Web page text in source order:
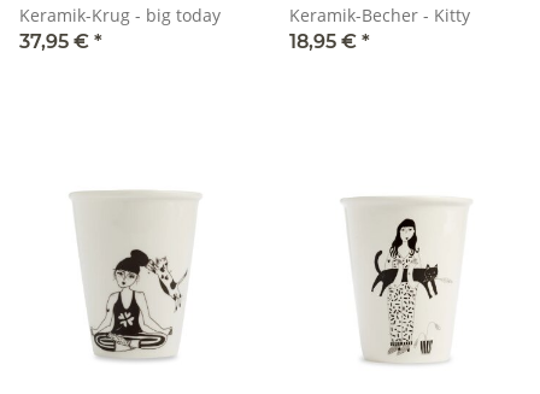
Keramik-Krug - big today
37,95 € *
Keramik-Becher - Kitty
18,95 € *